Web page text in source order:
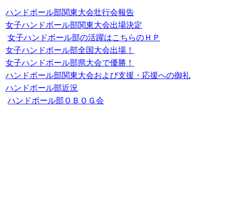
ハンドボール部関東大会壮行会報告
女子ハンドボール部関東大会出場決定
女子ハンドボール部の活躍はこちらのＨＰ
女子ハンドボール部全国大会出場！
女子ハンドボール部県大会で優勝！
ハンドボール部関東大会および支援・応援への御礼
ハンドボール部近況
ハンドボール部ＯＢＯＧ会